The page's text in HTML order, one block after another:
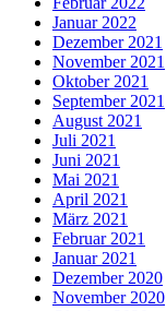
Januar 2022
Dezember 2021
November 2021
Oktober 2021
September 2021
August 2021
Juli 2021
Juni 2021
Mai 2021
April 2021
März 2021
Februar 2021
Januar 2021
Dezember 2020
November 2020